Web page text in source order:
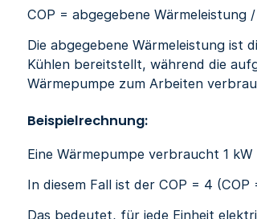
COP = abgegebene Wärmeleistung
Die abgegebene Wärmeleistung ist
Kühlen bereitstellt, während die
Wärmepumpe zum Arbeiten
Beispielrechnung:
Eine Wärmepumpe verbraucht 1
In diesem Fall ist der COP = 4 (COP
Das bedeutet, für jede Einheit